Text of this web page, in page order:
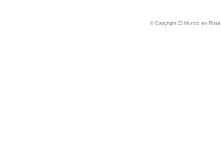
© Copyright El Mundo en